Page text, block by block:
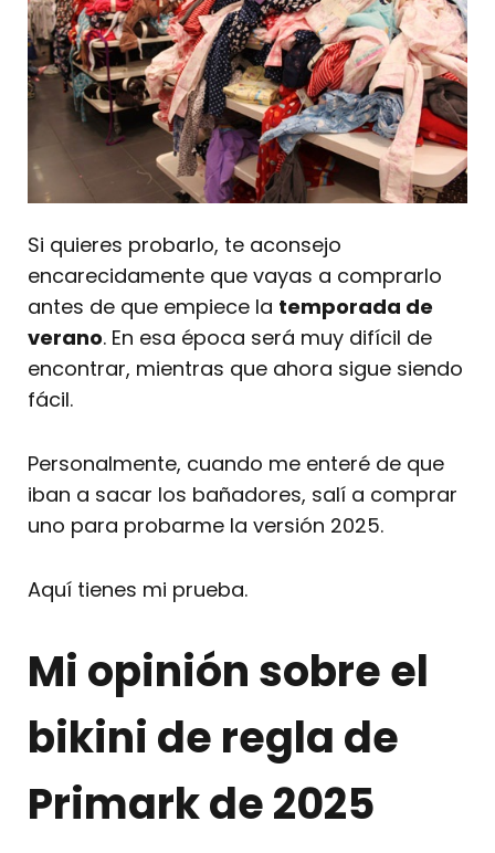
Si quieres probarlo, te aconsejo
encarecidamente que vayas a comprarlo
antes de que empiece la temporada de
verano. En esa época será muy difícil de
encontrar, mientras que ahora sigue siendo
fácil.
Personalmente, cuando me enteré de que
iban a sacar los bañadores, salí a comprar
uno para probarme la versión 2025.
Aquí tienes mi prueba.
Mi opinión sobre el
bikini de regla de
Primark de 2025